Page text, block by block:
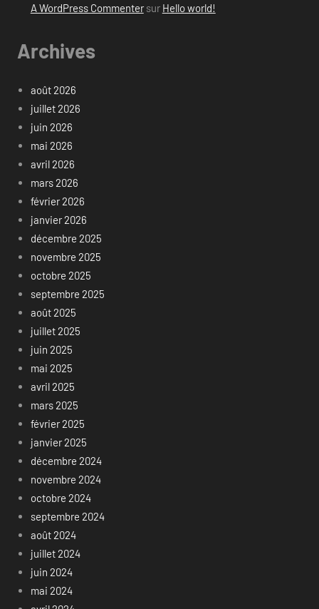
A WordPress Commentersur Hello world!
Archives
août 2026
juillet 2026
juin 2026
mai 2026
avril 2026
mars 2026
février 2026
janvier 2026
décembre 2025
novembre 2025
octobre 2025
septembre 2025
août 2025
juillet 2025
juin 2025
mai 2025
avril 2025
mars 2025
février 2025
janvier 2025
décembre 2024
novembre 2024
octobre 2024
septembre 2024
août 2024
juillet 2024
juin 2024
mai 2024